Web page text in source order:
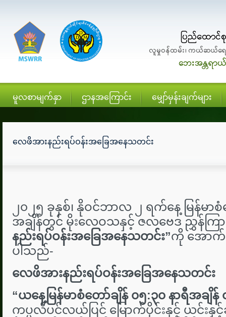
မူလစာမျက်နှာ ဌာနအကြောင်း မျှော်မှန်းချက်များ
လေဖိအားနည်းရပ်ဝန်းအခြေအနေသတင်း
၂၀၂၅ ခုနှစ်၊ နိုဝင်ဘာလ ၂ ရက်နေ့ မြန်မာစံ
အချိန်တွင် မိုးလေဝသနှင့် ဇလဗေဒ ညွှန်ကြား
နည်းရပ်ဝန်းအခြေအနေသတင်း”ကို အောက်
ပါသည်-
လေဖိအားနည်းရပ်ဝန်းအခြေအနေသတင်း
“ယနေ့မြန်မာစံတော်ချိန် ၀၅:၃၀ နာရီအချိ
ကပ္ပလီပင်လယ်ပြင် မြောက်ပိုင်းနှင့် ယင်